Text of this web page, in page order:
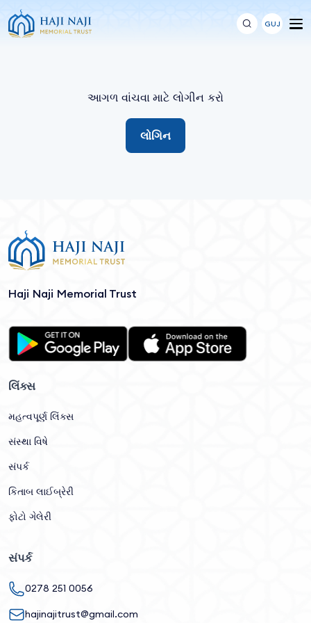
GUJ
આગળ વાંચવા માટે લોગીન કરો
લોગિન
Haji Naji Memorial Trust
લિંક્સ
મહત્વપૂર્ણ લિંક્સ
સંસ્થા વિષે
સંપર્ક
કિતાબ લાઈબ્રેરી
ફોટો ગેલેરી
સંપર્ક
0278 251 0056
hajinajitrust@gmail.com